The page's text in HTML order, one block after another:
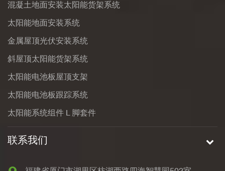
混凝土地面安装太阳能货架系统
太阳能地面安装系统
金属屋顶光伏安装系统
斜屋顶太阳能货架系统
太阳能电池板屋顶支架
太阳能电池板跟踪系统
太阳能系统组件 L 脚套件
联系我们